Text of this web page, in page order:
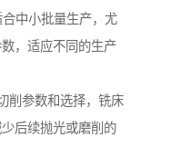
中小批量生产，尤
，适应不同的生产
削参数和选择，铣床
后续抛光或磨削的